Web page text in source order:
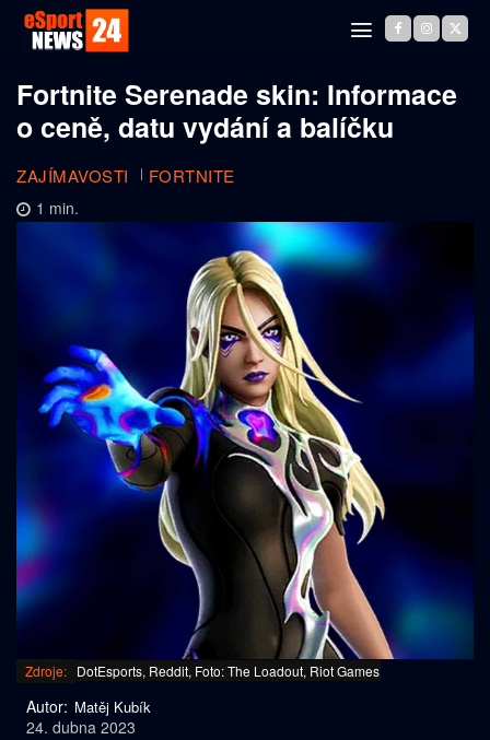
Fortnite Serenade skin: Informace
o ceně, datu vydání a balíčku
ZAJÍMAVOSTI FORTNITE
1 min.
Zdroje: DotEsports, Reddit, Foto: The Loadout, Riot Games
Autor: Matěj Kubík
24. dubna 2023